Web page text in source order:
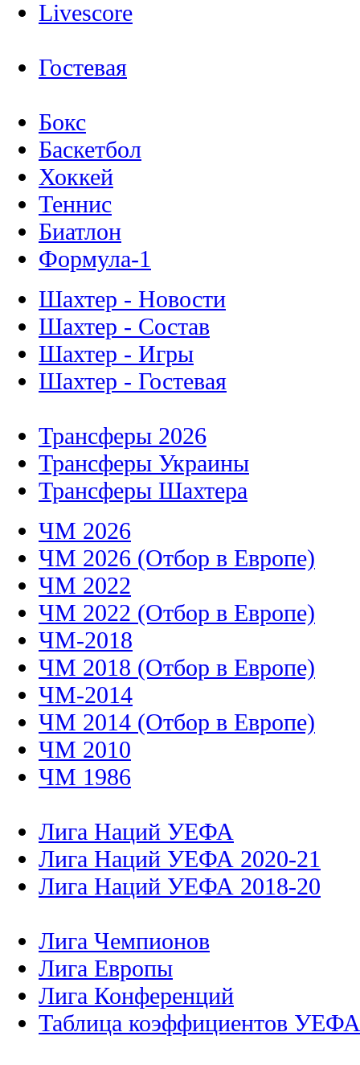
Livescore
Гостевая
Бокс
Баскетбол
Хоккей
Теннис
Биатлон
Формула-1
Шахтер - Новости
Шахтер - Состав
Шахтер - Игры
Шахтер - Гостевая
Трансферы 2026
Трансферы Украины
Трансферы Шахтера
ЧМ 2026
ЧМ 2026 (Отбор в Европе)
ЧМ 2022
ЧМ 2022 (Отбор в Европе)
ЧМ-2018
ЧМ 2018 (Отбор в Европе)
ЧМ-2014
ЧМ 2014 (Отбор в Европе)
ЧМ 2010
ЧМ 1986
Лига Наций УЕФА
Лига Наций УЕФА 2020-21
Лига Наций УЕФА 2018-20
Лига Чемпионов
Лига Европы
Лига Конференций
Таблица коэффициентов УЕФА